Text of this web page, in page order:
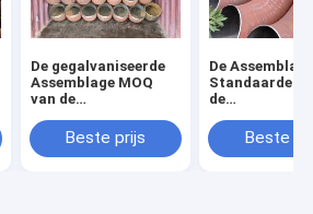
De gegalvaniseerde
Assemblage MOQ
van de
1
StukOppervlaktebehandeling
Beste prijs
De
de
Beste